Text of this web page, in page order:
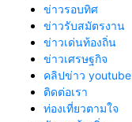
ข่าวรอบทิศ
ข่าวรับสมัตรงาน
ข่าวเด่นท้องถิ่น
ข่าวเศรษฐกิจ
คลิปข่าว youtube
ติดต่อเรา
ท่องเที่ยวตามใจ